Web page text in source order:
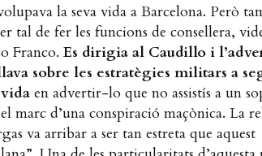
la seva vida a Barcelona. Però
tal de fer les funcions de consellera,
Franco.Es dirigia al Caudillo i
sobre les estratègies militars a
en advertir-lo que no assistís a un
marc d’una conspiració maçònica. La
va arribar a ser tan estreta que aquest